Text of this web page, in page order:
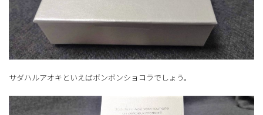
サダハルアオキといえばボンボンショコラでしょう。